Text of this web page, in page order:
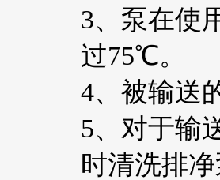
3、泵在使
过75℃。
4、被输送
5、对于输
时清洗排